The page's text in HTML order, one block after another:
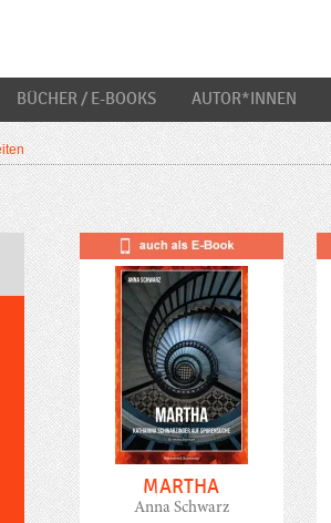
BÜCHER / E-BOOKS AUTOR*INNEN
MARTHA
Anna Schwarz